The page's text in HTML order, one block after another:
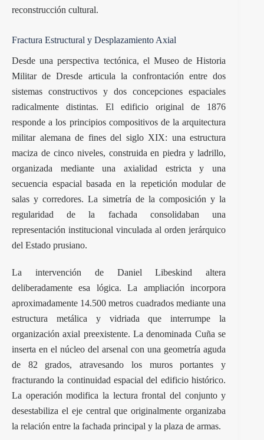
reconstrucción cultural.
Fractura Estructural y Desplazamiento Axial
Desde una perspectiva tectónica, el Museo de Historia
Militar de Dresde articula la confrontación entre dos
sistemas constructivos y dos concepciones espaciales
radicalmente distintas. El edificio original de 1876
responde a los principios compositivos de la arquitectura
militar alemana de fines del siglo XIX: una estructura
maciza de cinco niveles, construida en piedra y ladrillo,
organizada mediante una axialidad estricta y una
secuencia espacial basada en la repetición modular de
salas y corredores. La simetría de la composición y la
regularidad de la fachada consolidaban una
representación institucional vinculada al orden jerárquico
del Estado prusiano.
La intervención de Daniel Libeskind altera
deliberadamente esa lógica. La ampliación incorpora
aproximadamente 14.500 metros cuadrados mediante una
estructura metálica y vidriada que interrumpe la
organización axial preexistente. La denominada Cuña se
inserta en el núcleo del arsenal con una geometría aguda
de 82 grados, atravesando los muros portantes y
fracturando la continuidad espacial del edificio histórico.
La operación modifica la lectura frontal del conjunto y
desestabiliza el eje central que originalmente organizaba
la relación entre la fachada principal y la plaza de armas.